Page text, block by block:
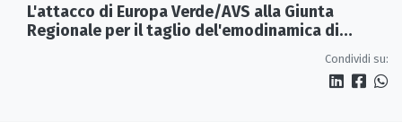
L'attacco di Europa Verde/AVS alla Giunta
Regionale per il taglio del'emodinamica di
Condividi su: